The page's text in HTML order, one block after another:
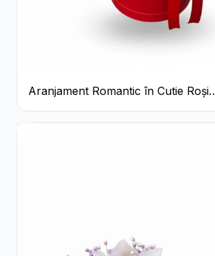
Aranjament Romantic în Cutie Roșie
cu Trandafiri și Crizanteme